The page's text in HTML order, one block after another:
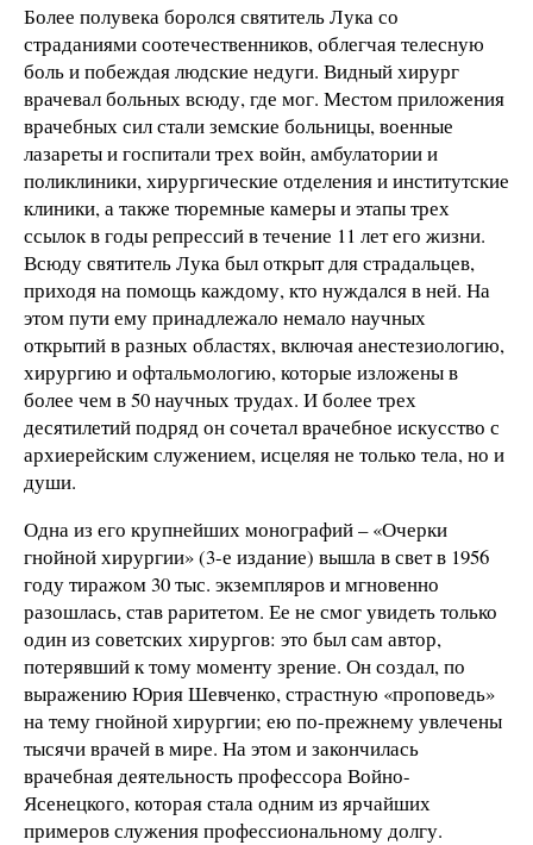
Более полувека боролся святитель Лука со
страданиями соотечественников, облегчая телесную
боль и побеждая людские недуги. Видный хирург
врачевал больных всюду, где мог. Местом приложения
врачебных сил стали земские больницы, военные
лазареты и госпитали трех войн, амбулатории и
поликлиники, хирургические отделения и институтские
клиники, а также тюремные камеры и этапы трех
ссылок в годы репрессий в течение 11 лет его жизни.
Всюду святитель Лука был открыт для страдальцев,
приходя на помощь каждому, кто нуждался в ней. На
этом пути ему принадлежало немало научных
открытий в разных областях, включая анестезиологию,
хирургию и офтальмологию, которые изложены в
более чем в 50 научных трудах. И более трех
десятилетий подряд он сочетал врачебное искусство с
архиерейским служением, исцеляя не только тела, но и
души.
Одна из его крупнейших монографий – «Очерки
гнойной хирургии» (3-е издание) вышла в свет в 1956
году тиражом 30 тыс. экземпляров и мгновенно
разошлась, став раритетом. Ее не смог увидеть только
один из советских хирургов: это был сам автор,
потерявший к тому моменту зрение. Он создал, по
выражению Юрия Шевченко, страстную «проповедь»
на тему гнойной хирургии; ею по-прежнему увлечены
тысячи врачей в мире. На этом и закончилась
врачебная деятельность профессора Войно-
Ясенецкого, которая стала одним из ярчайших
примеров служения профессиональному долгу.